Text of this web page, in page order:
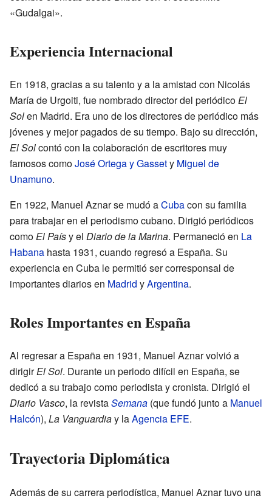
«Gudalgai».
Experiencia Internacional
En 1918, gracias a su talento y a la amistad con Nicolás
María de Urgoiti, fue nombrado director del periódicoEl
Solen Madrid. Era uno de los directores de periódico más
jóvenes y mejor pagados de su tiempo. Bajo su dirección,
El Solcontó con la colaboración de escritores muy
famosos comoJosé Ortega y Gassety Miguel de
Unamuno.
En 1922, Manuel Aznar se mudó aCubacon su familia
para trabajar en el periodismo cubano. Dirigió periódicos
comoEl Paísy el Diario de la Marina. Permaneció en La
Habana hasta 1931, cuando regresó a España. Su
experiencia en Cuba le permitió ser corresponsal de
importantes diarios en Madrid yArgentina.
Roles Importantes en España
Al regresar a España en 1931, Manuel Aznar volvió a
dirigirEl Sol. Durante un periodo difícil en España, se
dedicó a su trabajo como periodista y cronista. Dirigió el
Diario Vasco, la revistaSemana (que fundó junto a Manuel
Halcón), La Vanguardiay laAgencia EFE.
Trayectoria Diplomática
Además de su carrera periodística, Manuel Aznar tuvo una